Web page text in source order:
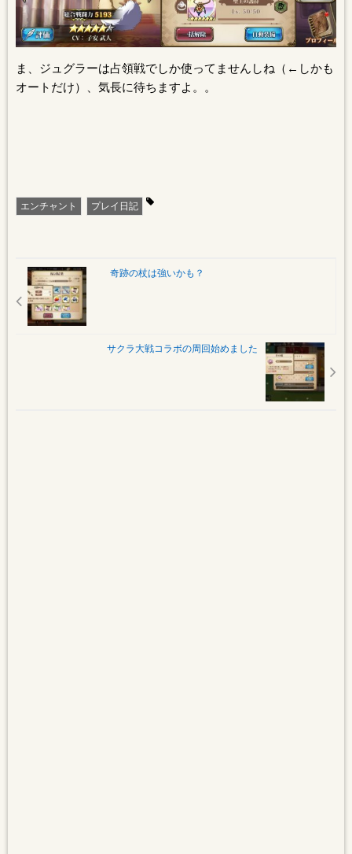
ま、ジュグラーは占領戦でしか使ってませんしね（←しかも
オートだけ）、気長に待ちますよ。。
エンチャント プレイ日記
奇跡の杖は強いかも？
サクラ大戦コラボの周回始めました